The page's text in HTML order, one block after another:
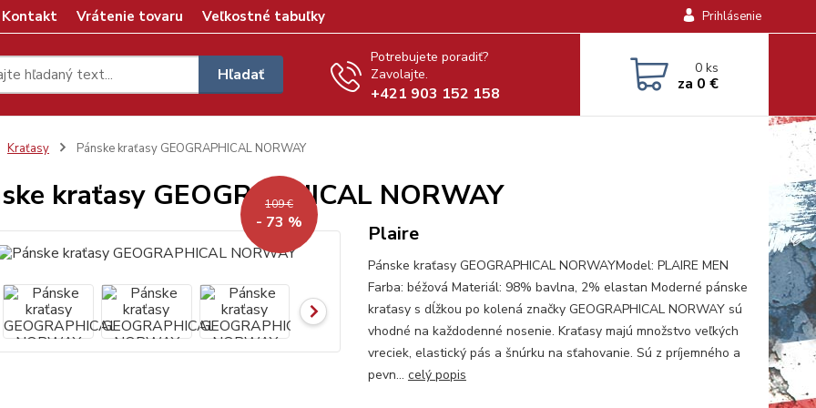
Kontakt Vrátenie tovaru Veľkostné tabuľky Prihlásenie
Hľadať
Potrebujete poradiť?
Zavolajte.
+421 903 152 158
0ks
za 0 €
Kraťasy Pánske kraťasy GEOGRAPHICAL NORWAY
kraťasy GEOGRAPHICAL NORWAY
109 €
- 73 % Plaire
Pánske kraťasy GEOGRAPHICAL NORWAYModel: PLAIRE MEN
Farba: béžová Materiál: 98% bavlna, 2% elastan Moderné pánske
kraťasy s dĺžkou po kolená značky GEOGRAPHICAL NORWAY sú
vhodné na každodenné nosenie. Kraťasy majú množstvo veľkých
vreciek, elastický pás a šnúrku na sťahovanie. Sú z príjemného a
pevn... celý popis